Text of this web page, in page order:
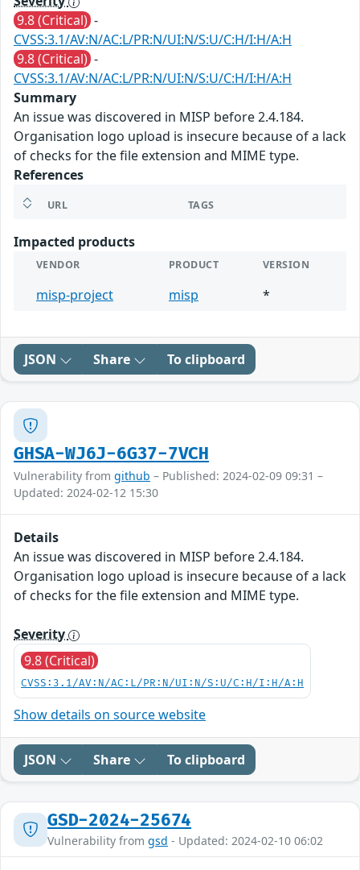
9.8 (Critical) -
CVSS:3.1/AV:N/AC:L/PR:N/UI:N/S:U/C:H/I:H/A:H
9.8 (Critical) -
CVSS:3.1/AV:N/AC:L/PR:N/UI:N/S:U/C:H/I:H/A:H
Summary
An issue was discovered in MISP before 2.4.184.
Organisation logo upload is insecure because of a lack
of checks for the file extension and MIME type.
References
URL TAGS
Impacted products
VENDOR PRODUCT VERSION
misp-project misp *
JSON Share To clipboard
GHSA-WJ6J-6G37-7VCH
Vulnerability from github – Published: 2024-02-09 09:31 –
Updated: 2024-02-12 15:30
Details
An issue was discovered in MISP before 2.4.184.
Organisation logo upload is insecure because of a lack
of checks for the file extension and MIME type.
Severity
9.8 (Critical)
CVSS:3.1/AV:N/AC:L/PR:N/UI:N/S:U/C:H/I:H/A:H
Show details on source website
JSON Share To clipboard
GSD-2024-25674
Vulnerability from gsd - Updated: 2024-02-10 06:02